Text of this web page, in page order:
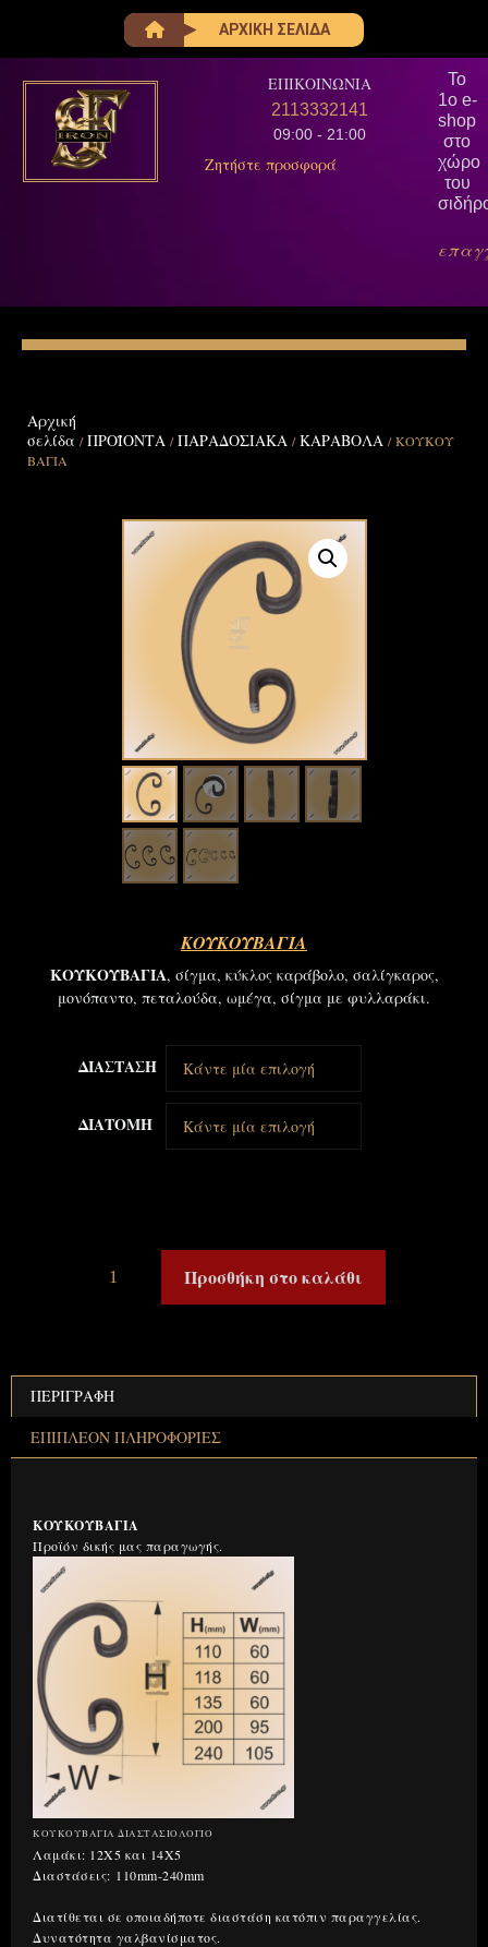
ΑΡΧΙΚΗ ΣΕΛΙΔΑ
ΕΠΙΚΟΙΝΩΝΙΑ
2113332141
09:00 - 21:00
Ζητήστε προσφορά
Το
1ο e-
shop
στο
χώρο
του
Αρχική
σελίδα /ΠΡΟΪΟΝΤΑ /ΠΑΡΑΔΟΣΙΑΚΑ /ΚΑΡΑΒΟΛΑ / ΚΟΥΚΟΥ
ΒΑΓΙΑ
ΚΟΥΚΟΥΒΑΓΙΑ
ΚΟΥΚΟΥΒΑΓΙΑ, σίγμα, κύκλος καράβολο, σαλίγκαρος,
μονόπαντο, πεταλούδα, ωμέγα, σίγμα με φυλλαράκι.
ΔΙΑΣΤΑΣΗ
ΔΙΑΤΟΜΗ
Προσθήκη στο καλάθι
ΠΕΡΙΓΡΑΦΉ
ΕΠΙΠΛΈΟΝ ΠΛΗΡΟΦΟΡΊΕΣ
ΚΟΥΚΟΥΒΑΓΙΑ
Προϊόν δικής μας παραγωγής.
ΚΟΥΚΟΥΒΑΓΙΑ ΔΙΑΣΤΑΣΙΟΛΟΓΙΟ
Λαμάκι: 12Χ5 και 14Χ5
Διαστάσεις: 110mm-240mm
Διατίθεται σε οποιαδήποτε διαστάση κατόπιν παραγγελίας.
Δυνατότητα γαλβανίσματος.